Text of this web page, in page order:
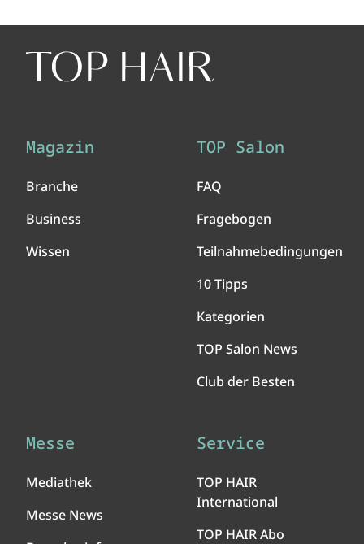
Magazin
Branche
Business
Wissen
TOP Salon
FAQ
Fragebogen
Teilnahmebedingungen
10 Tipps
Kategorien
TOP Salon News
Club der Besten
Messe
Mediathek
Messe News
Service
TOP HAIR
International
TOP HAIR Abo